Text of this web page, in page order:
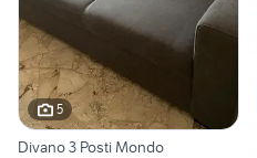
5
Divano 3 Posti Mondo